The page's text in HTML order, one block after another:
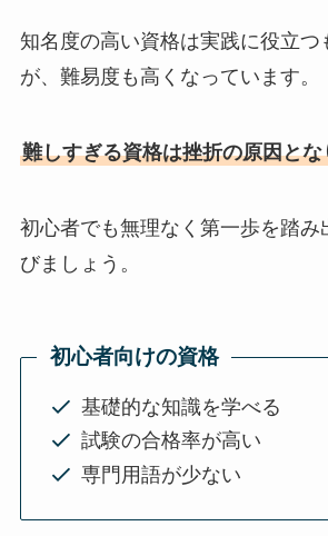
知名度の高い資格は実践に役立つ
が、難易度も高くなっています。
難しすぎる資格は挫折の原因とな
初心者でも無理なく第一歩を踏み
びましょう。
初心者向けの資格
基礎的な知識を学べる
試験の合格率が高い
専門用語が少ない